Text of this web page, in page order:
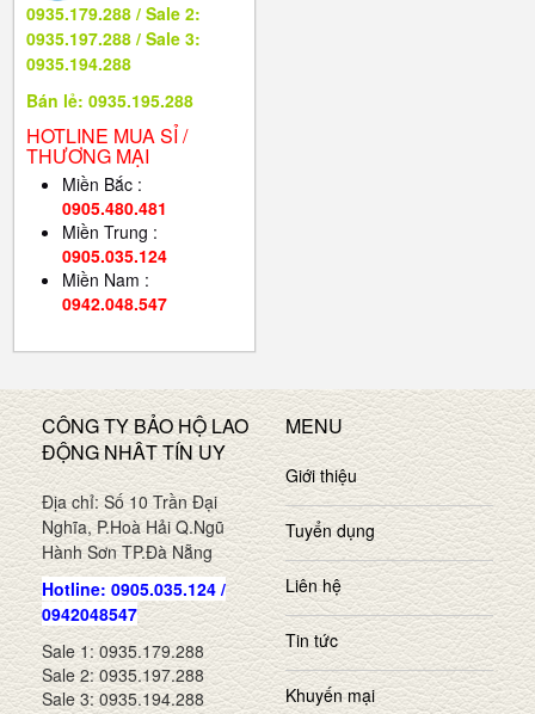
0935.179.288 / Sale 2:
0935.197.288 / Sale 3:
0935.194.288
Bán lẻ: 0935.195.288
HOTLINE MUA SỈ /
THƯƠNG MẠI
Miền Bắc :
0905.480.481
Miền Trung :
0905.035.124
Miền Nam :
0942.048.547
CÔNG TY BẢO HỘ LAO
ĐỘNG NHÂT TÍN UY
Địa chỉ: Số 10 Trần Đại
Nghĩa, P.Hoà Hải Q.Ngũ
Hành Sơn TP.Đà Nẵng
Hotline: 0905.035.124 /
0942048547
Sale 1: 0935.179.288
Sale 2: 0935.197.288
Sale 3: 0935.194.288
MENU
Giới thiệu
Tuyển dụng
Liên hệ
Tin tức
Khuyến mại